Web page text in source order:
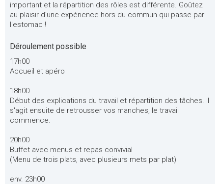
important et la répartition des rôles est différente. Goûtez
au plaisir d'une expérience hors du commun qui passe par
l'estomac !
Déroulement possible
17h00
Accueil et apéro
18h00
Début des explications du travail et répartition des tâches. Il
s'agit ensuite de retrousser vos manches, le travail
commence.
20h00
Buffet avec menus et repas convivial
(Menu de trois plats, avec plusieurs mets par plat)
env. 23h00